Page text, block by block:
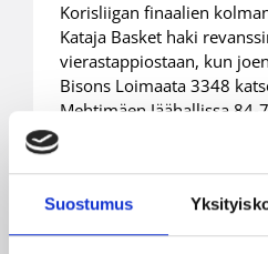
Suostumus
Korisliigan finaalien
Kataja Basket haki
vierastappiostaan, kun
Bisons Loimaata 3348
Mehtimäen Jäähallissa 84-
johtaa nyt ottelusarjaa 2-